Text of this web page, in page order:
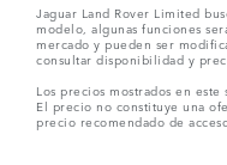
Jaguar Land Rover Limited
modelo, algunas funciones
mercado y pueden ser
consultar disponibilidad y
Los precios mostrados en
El precio no constituye una
precio recomendado de